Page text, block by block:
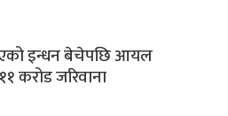
इन्धन बेचेपछि आयल
करोड जरिवाना